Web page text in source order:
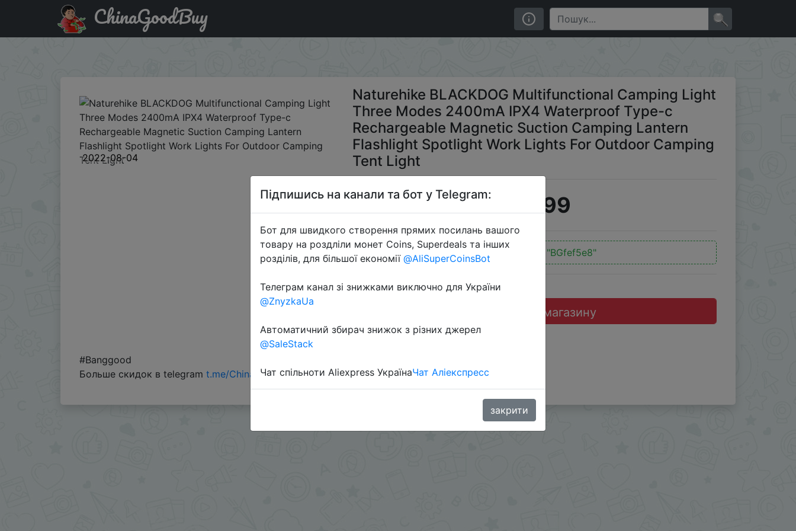
Промокод на знижку BGfef5e8 Naturehike BLACKDOG Multifunctional Camping Light Three Modes 2400mA IPX4 Waterproof Type-c Rechargeable Magnetic Suction Camping
Lantern Flashlight Spotlight Work Lights For Outdoor Camping Tent Light
ChinaGoodBuy
2022-08-04
Naturehike BLACKDOG Multifunctional Camping Light
Three Modes 2400mA IPX4 Waterproof Type-c
Rechargeable Magnetic Suction Camping Lantern
Flashlight Spotlight Work Lights For Outdoor Camping
Tent Light
$19.99
"BGfef5e8"
Перейти до магазину
#Banggood
Больше скидок в telegram t.me/ChinaGoodBuy
Підпишись на канали та бот у Telegram:
Бот для швидкого створення прямих посилань вашого
товару на роздліли монет Coins, Superdeals та інших
розділів, для більшої економії @AliSuperCoinsBot
Телеграм канал зі знижками виключно для України
@ZnyzkaUa
Автоматичний збирач знижок з різних джерел
@SaleStack
Чат спільноти Aliexpress УкраїнаЧат Аліекспресс
закрити